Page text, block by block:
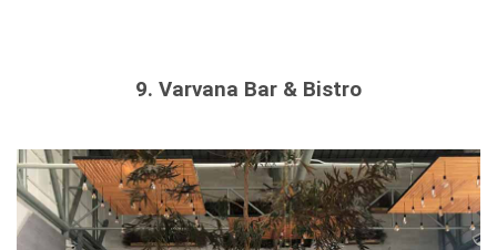
9. Varvana Bar & Bistro